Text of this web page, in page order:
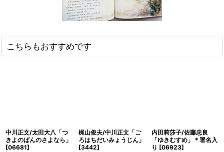
こちらもおすすめです
中川正文/太田大八「つ
きよのばんのさよなら」
[06681]
梶山俊夫/中川正文「ご
ろはちだいみょうじん」
[3442]
内田莉莎子/佐藤忠良
「ゆきむすめ」＊署名入
り [06923]